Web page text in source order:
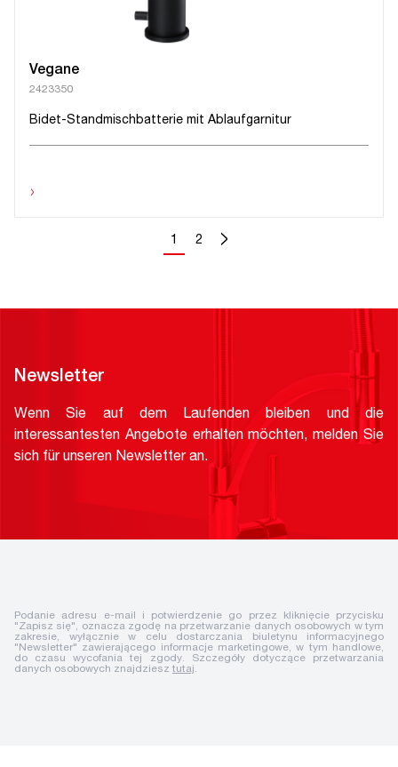
Vegane
2423350
Bidet-Standmischbatterie mit Ablaufgarnitur
›
1 2 >
Newsletter
Wenn Sie auf dem Laufenden bleiben und die
interessantesten Angebote erhalten möchten, melden Sie
sich für unseren Newsletter an.
Podanie adresu e-mail i potwierdzenie go przez kliknięcie przycisku
"Zapisz się", oznacza zgodę na przetwarzanie danych osobowych w tym
zakresie, wyłącznie w celu dostarczania biuletynu informacyjnego
"Newsletter" zawierającego informacje marketingowe, w tym handlowe,
do czasu wycofania tej zgody. Szczegóły dotyczące przetwarzania
danych osobowych znajdziesz tutaj.